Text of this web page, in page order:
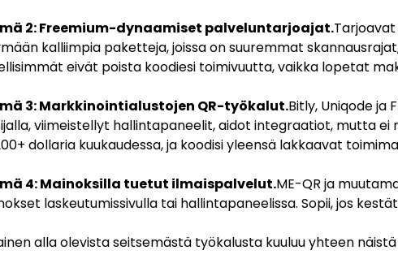
2: Freemium-dynaamiset palveluntarjoajat.Tarjoavat
kalliimpia paketteja, joissa on suuremmat
eivät poista koodiesi toimivuutta, vaikka lopetat
3: Markkinointialustojen QR-työkalut.Bitly, Uniqode ja
viimeistellyt hallintapaneelit, aidot integraatiot, mutta
dollaria kuukaudessa, ja koodisi yleensä lakkaavat
4: Mainoksilla tuetut ilmaispalvelut.ME-QR ja
laskeutumissivulla tai hallintapaneelissa. Sopii, jos
alla olevista seitsemästä työkalusta kuuluu yhteen